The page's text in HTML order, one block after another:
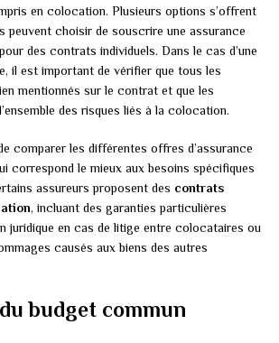
en colocation. Plusieurs options s’offrent
peuvent choisir de souscrire une assurance
des contrats individuels. Dans le cas d’une
il est important de vérifier que tous les
mentionnés sur le contrat et que les
des risques liés à la colocation.
comparer les différentes offres d’assurance
correspond le mieux aux besoins spécifiques
assureurs proposent des contrats
, incluant des garanties particulières
juridique en cas de litige entre colocataires ou
causés aux biens des autres
budget commun